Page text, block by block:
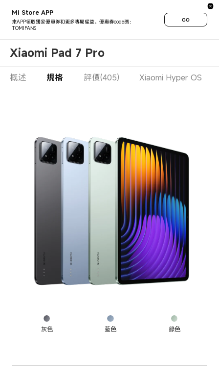
Mi Store APP
來APP領取獨家優惠券和更多專屬權益。優惠券code碼：
TOMIFANS
GO
Xiaomi Pad 7 Pro
概述 規格 評價(405) Xiaomi Hyper OS
灰色 藍色 綠色